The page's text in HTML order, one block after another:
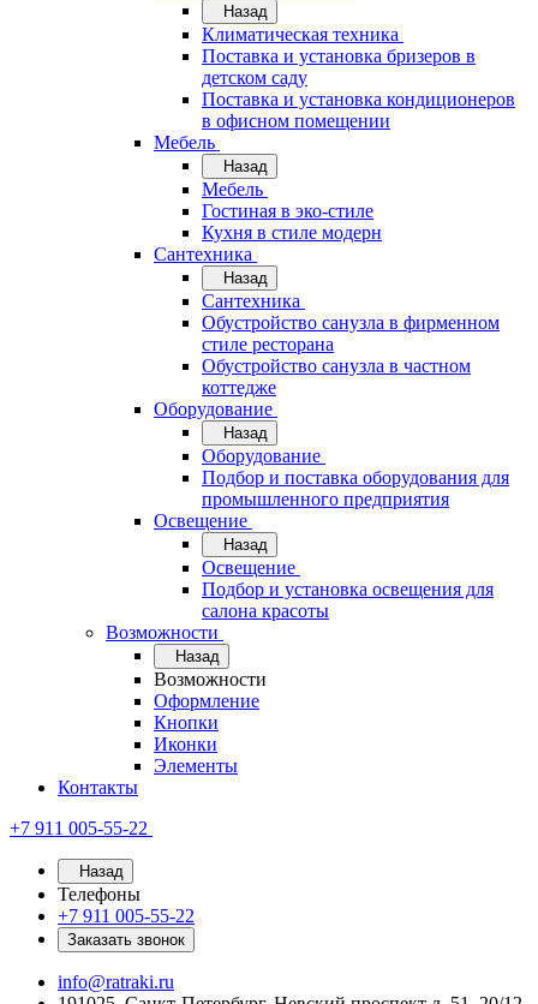
Назад
Климатическая техника
Поставка и установка бризеров в
детском саду
Поставка и установка кондиционеров
в офисном помещении
Мебель
Назад
Мебель
Гостиная в эко-стиле
Кухня в стиле модерн
Сантехника
Назад
Сантехника
Обустройство санузла в фирменном
стиле ресторана
Обустройство санузла в частном
коттедже
Оборудование
Назад
Оборудование
Подбор и поставка оборудования для
промышленного предприятия
Освещение
Назад
Освещение
Подбор и установка освещения для
салона красоты
Возможности
Назад
Возможности
Оформление
Кнопки
Иконки
Элементы
Контакты
+7 911 005-55-22
Назад
Телефоны
+7 911 005-55-22
Заказать звонок
info@ratraki.ru